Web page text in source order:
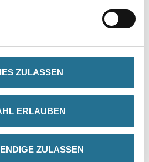
ZULASSEN
ERLAUBEN
ZULASSEN